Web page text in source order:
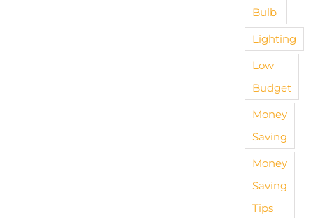
Bulb
Lighting
Low
Budget
Money
Saving
Money
Saving
Tips